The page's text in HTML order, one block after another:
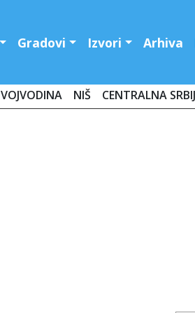
Gradovi Izvori Arhiva
VOJVODINA NIŠ CENTRALNA